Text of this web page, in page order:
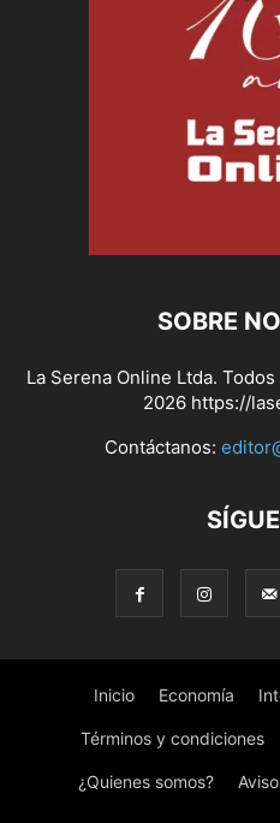
SOBRE
La Serena Online Ltda.
2026 https://
Contáctanos:
Inicio Economía
Términos y condiciones
¿Quienes somos?